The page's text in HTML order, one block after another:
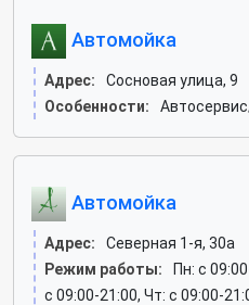
Автомойка
Адрес:
Сосновая улица, 9
Особенности:
Автомойка
Адрес:
Северная 1-я, 30а
Режим работы:
Пн: c
c 09:00-21:00, Чт: c 09:00-